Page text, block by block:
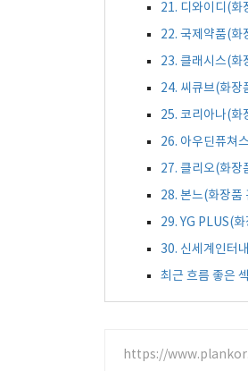
21. 디와이디(화
22. 국제약품(화
23. 클래시스(화
24. 씨큐브(화장
25. 코리아나(화
26. 아우딘퓨쳐
27. 클리오(화장
28. 본느(화장품
29. YG PLUS(
30. 신세계인터
최근 흐름 좋은
https://